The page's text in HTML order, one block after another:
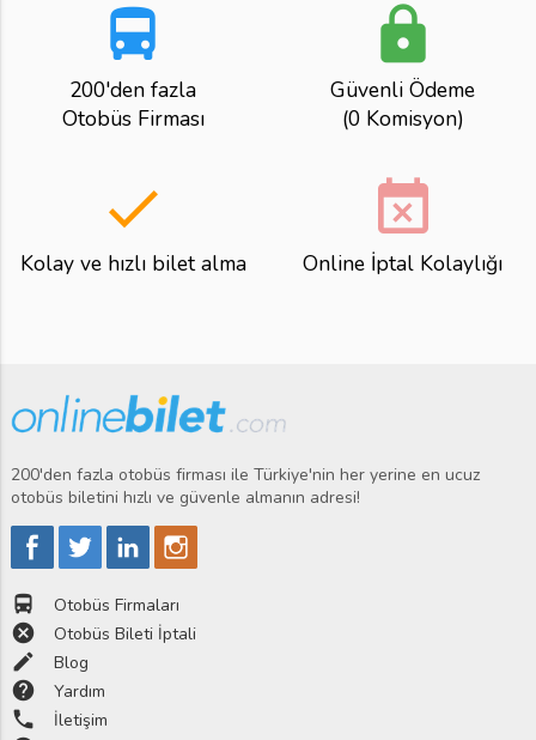
directions_bus
200'den fazla
Otobüs Firması
lock
Güvenli Ödeme
(0 Komisyon)
done
Kolay ve hızlı bilet alma
event_busy
Online İptal Kolaylığı
200'den fazla otobüs firması ile Türkiye'nin her yerine en ucuz
otobüs biletini hızlı ve güvenle almanın adresi!
directions_bus Otobüs Firmaları
cancel Otobüs Bileti İptali
edit Blog
help Yardım
phone İletişim